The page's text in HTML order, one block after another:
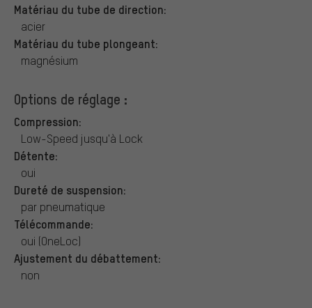
Matériau du tube de direction:
acier
Matériau du tube plongeant:
magnésium
Options de réglage :
Compression:
Low-Speed jusqu'à Lock
Détente:
oui
Dureté de suspension:
par pneumatique
Télécommande:
oui (OneLoc)
Ajustement du débattement:
non